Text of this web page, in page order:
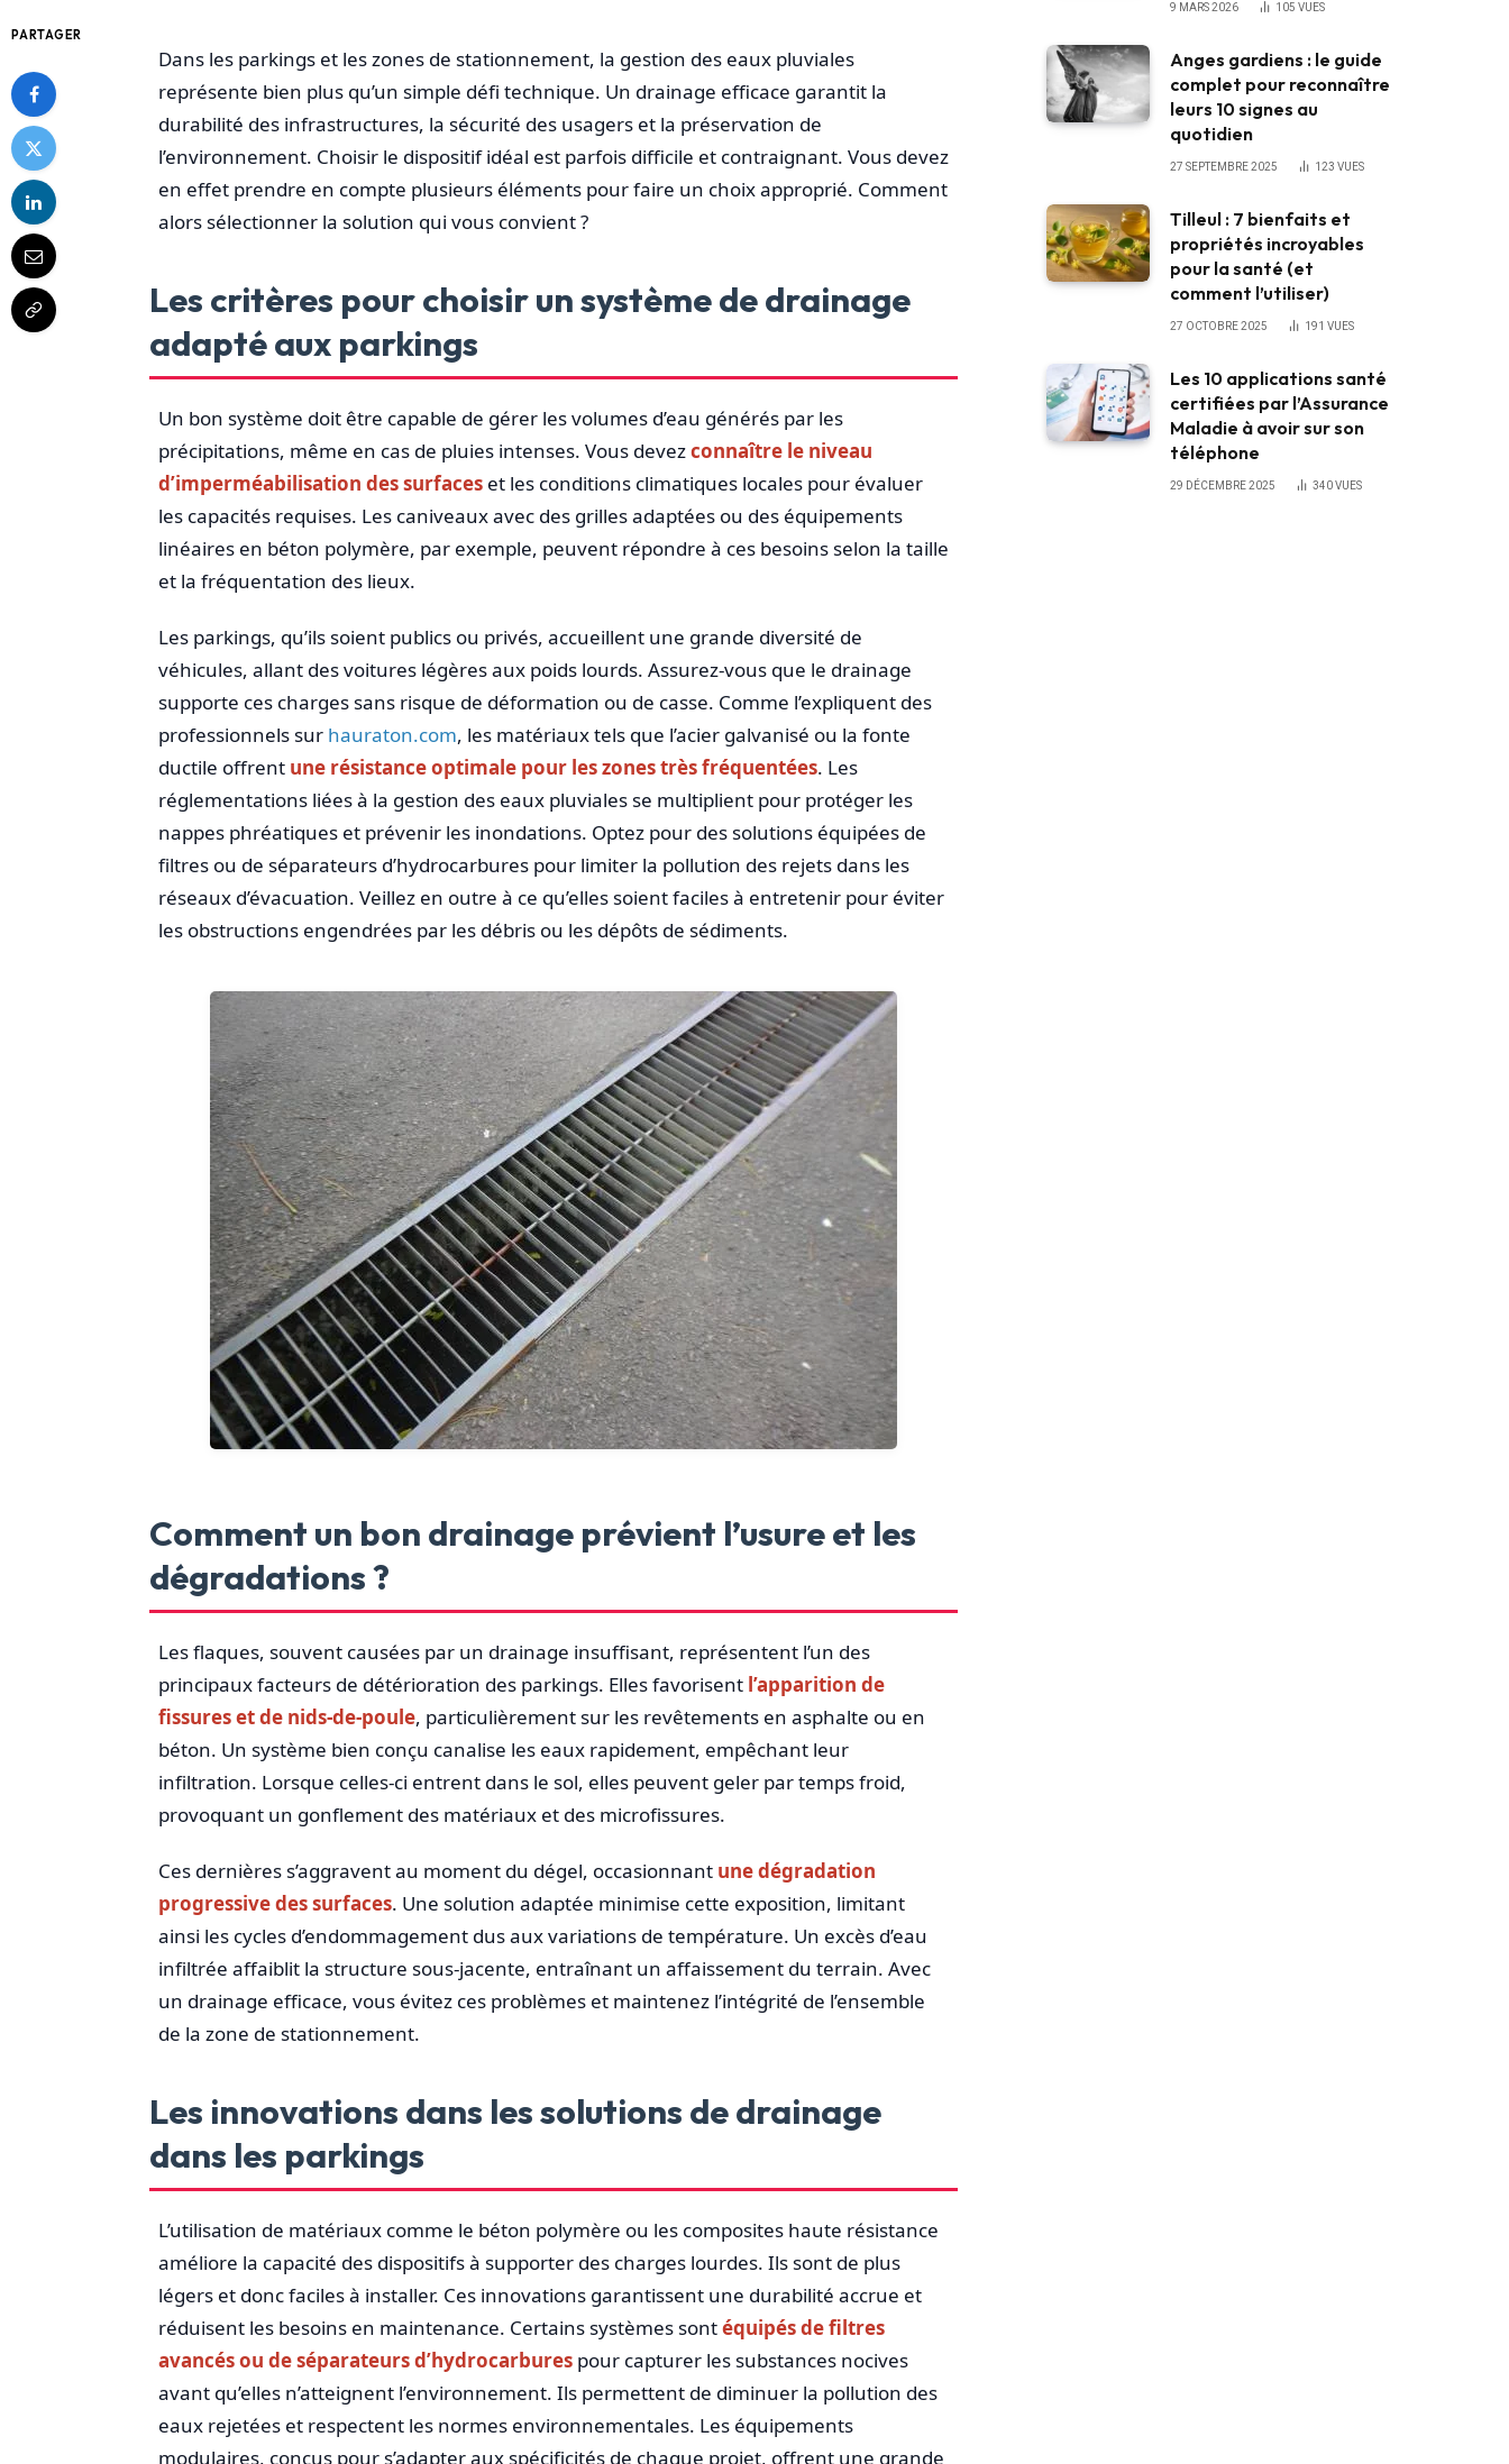
PARTAGER
Dans les parkings et les zones de stationnement, la gestion des eaux pluviales
représente bien plus qu’un simple défi technique. Un drainage efficace garantit la
durabilité des infrastructures, la sécurité des usagers et la préservation de
l’environnement. Choisir le dispositif idéal est parfois difficile et contraignant. Vous devez
en effet prendre en compte plusieurs éléments pour faire un choix approprié. Comment
alors sélectionner la solution qui vous convient ?
Les critères pour choisir un système de drainage
adapté aux parkings
Un bon système doit être capable de gérer les volumes d’eau générés par les
précipitations, même en cas de pluies intenses. Vous devezconnaître le niveau
d’imperméabilisation des surfaceset les conditions climatiques locales pour évaluer
les capacités requises. Les caniveaux avec des grilles adaptées ou des équipements
linéaires en béton polymère, par exemple, peuvent répondre à ces besoins selon la taille
et la fréquentation des lieux.
Les parkings, qu’ils soient publics ou privés, accueillent une grande diversité de
véhicules, allant des voitures légères aux poids lourds. Assurez-vous que le drainage
supporte ces charges sans risque de déformation ou de casse. Comme l’expliquent des
professionnels sur hauraton.com, les matériaux tels que l’acier galvanisé ou la fonte
ductile offrent une résistance optimale pour les zones très fréquentées. Les
réglementations liées à la gestion des eaux pluviales se multiplient pour protéger les
nappes phréatiques et prévenir les inondations. Optez pour des solutions équipées de
filtres ou de séparateurs d’hydrocarbures pour limiter la pollution des rejets dans les
réseaux d’évacuation. Veillez en outre à ce qu’elles soient faciles à entretenir pour éviter
les obstructions engendrées par les débris ou les dépôts de sédiments.
Comment un bon drainage prévient l’usure et les
dégradations ?
Les flaques, souvent causées par un drainage insuffisant, représentent l’un des
principaux facteurs de détérioration des parkings. Elles favorisent l’apparition de
fissures et de nids-de-poule, particulièrement sur les revêtements en asphalte ou en
béton. Un système bien conçu canalise les eaux rapidement, empêchant leur
infiltration. Lorsque celles-ci entrent dans le sol, elles peuvent geler par temps froid,
provoquant un gonflement des matériaux et des microfissures.
Ces dernières s’aggravent au moment du dégel, occasionnantune dégradation
progressive des surfaces. Une solution adaptée minimise cette exposition, limitant
ainsi les cycles d’endommagement dus aux variations de température. Un excès d’eau
infiltrée affaiblit la structure sous-jacente, entraînant un affaissement du terrain. Avec
un drainage efficace, vous évitez ces problèmes et maintenez l’intégrité de l’ensemble
de la zone de stationnement.
Les innovations dans les solutions de drainage
dans les parkings
L’utilisation de matériaux comme le béton polymère ou les composites haute résistance
améliore la capacité des dispositifs à supporter des charges lourdes. Ils sont de plus
légers et donc faciles à installer. Ces innovations garantissent une durabilité accrue et
réduisent les besoins en maintenance. Certains systèmes sontéquipés de filtres
avancés ou de séparateurs d’hydrocarburespour capturer les substances nocives
avant qu’elles n’atteignent l’environnement. Ils permettent de diminuer la pollution des
eaux rejetées et respectent les normes environnementales. Les équipements
modulaires, conçus pour s’adapter aux spécificités de chaque projet, offrent une grande
9 MARS 2026 105 VUES
Anges gardiens : le guide
complet pour reconnaître
leurs 10 signes au
quotidien
27 SEPTEMBRE 2025 123 VUES
Tilleul : 7 bienfaits et
propriétés incroyables
pour la santé (et
comment l’utiliser)
27 OCTOBRE 2025 191 VUES
Les 10 applications santé
certifiées par l’Assurance
Maladie à avoir sur son
téléphone
29 DÉCEMBRE 2025 340VUES